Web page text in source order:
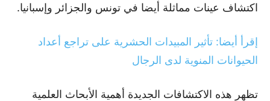
اكتشاف عينات مماثلة أيضا في تونس والجزائر وإسبانيا.
إقرأ أيضا: تأثير المبيدات الحشرية على تراجع أعداد
الحيوانات المنوية لدى الرجال
تظهر هذه الاكتشافات الجديدة أهمية الأبحاث العلمية